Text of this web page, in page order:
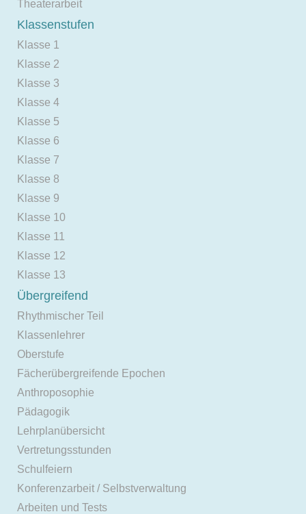
Theaterarbeit
Klassenstufen
Klasse 1
Klasse 2
Klasse 3
Klasse 4
Klasse 5
Klasse 6
Klasse 7
Klasse 8
Klasse 9
Klasse 10
Klasse 11
Klasse 12
Klasse 13
Übergreifend
Rhythmischer Teil
Klassenlehrer
Oberstufe
Fächerübergreifende Epochen
Anthroposophie
Pädagogik
Lehrplanübersicht
Vertretungsstunden
Schulfeiern
Konferenzarbeit / Selbstverwaltung
Arbeiten und Tests